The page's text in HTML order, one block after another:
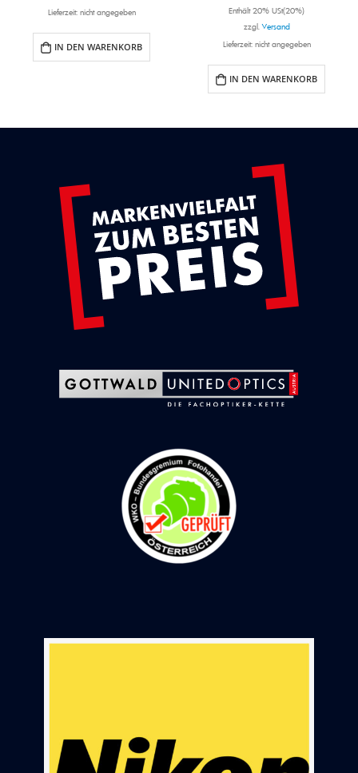
Lieferzeit: nicht angegeben
IN DEN WARENKORB
Enthält 20% USt(20%)
zzgl.Versand
Lieferzeit: nicht angegeben
IN DEN WARENKORB